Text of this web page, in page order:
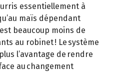
essentiellement à
maïs dépendant
beaucoup moins de
au robinet ! Le système
l’avantage de rendre
au changement